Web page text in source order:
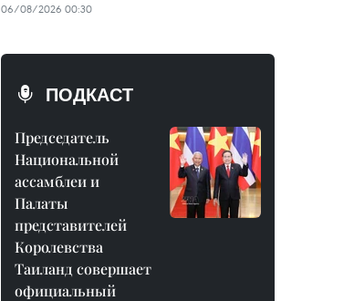
06/08/2026 00:30
ПОДКАСТ
Председатель
Национальной
ассамблеи и
Палаты
представителей
Королевства
Таиланд совершает
официальный